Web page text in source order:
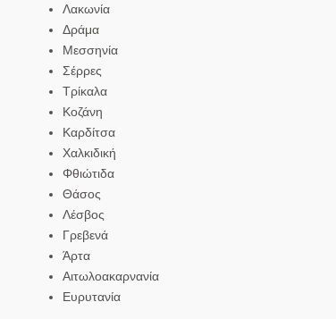
Λακωνία
Δράμα
Μεσσηνία
Σέρρες
Τρίκαλα
Κοζάνη
Καρδίτσα
Χαλκιδική
Φθιώτιδα
Θάσος
Λέσβος
Γρεβενά
Άρτα
Αιτωλοακαρνανία
Ευρυτανία